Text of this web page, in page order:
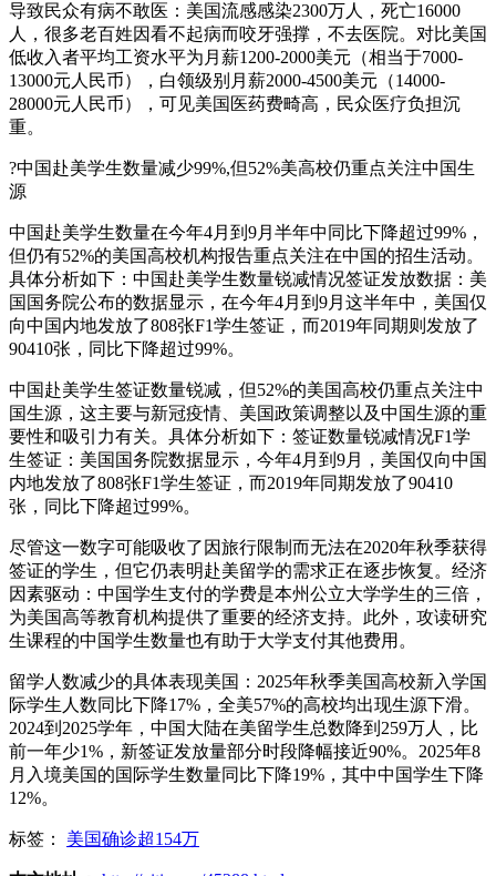
导致民众有病不敢医：美国流感感染2300万人，死亡16000
人，很多老百姓因看不起病而咬牙强撑，不去医院。对比美国
低收入者平均工资水平为月薪1200-2000美元（相当于7000-
13000元人民币），白领级别月薪2000-4500美元（14000-
28000元人民币），可见美国医药费畸高，民众医疗负担沉
重。
?中国赴美学生数量减少99%,但52%美高校仍重点关注中国生
源
中国赴美学生数量在今年4月到9月半年中同比下降超过99%，
但仍有52%的美国高校机构报告重点关注在中国的招生活动。
具体分析如下：中国赴美学生数量锐减情况签证发放数据：美
国国务院公布的数据显示，在今年4月到9月这半年中，美国仅
向中国内地发放了808张F1学生签证，而2019年同期则发放了
90410张，同比下降超过99%。
中国赴美学生签证数量锐减，但52%的美国高校仍重点关注中
国生源，这主要与新冠疫情、美国政策调整以及中国生源的重
要性和吸引力有关。具体分析如下：签证数量锐减情况F1学
生签证：美国国务院数据显示，今年4月到9月，美国仅向中国
内地发放了808张F1学生签证，而2019年同期发放了90410
张，同比下降超过99%。
尽管这一数字可能吸收了因旅行限制而无法在2020年秋季获得
签证的学生，但它仍表明赴美留学的需求正在逐步恢复。经济
因素驱动：中国学生支付的学费是本州公立大学学生的三倍，
为美国高等教育机构提供了重要的经济支持。此外，攻读研究
生课程的中国学生数量也有助于大学支付其他费用。
留学人数减少的具体表现美国：2025年秋季美国高校新入学国
际学生人数同比下降17%，全美57%的高校均出现生源下滑。
2024到2025学年，中国大陆在美留学生总数降到259万人，比
前一年少1%，新签证发放量部分时段降幅接近90%。2025年8
月入境美国的国际学生数量同比下降19%，其中中国学生下降
12%。
标签： 美国确诊超154万